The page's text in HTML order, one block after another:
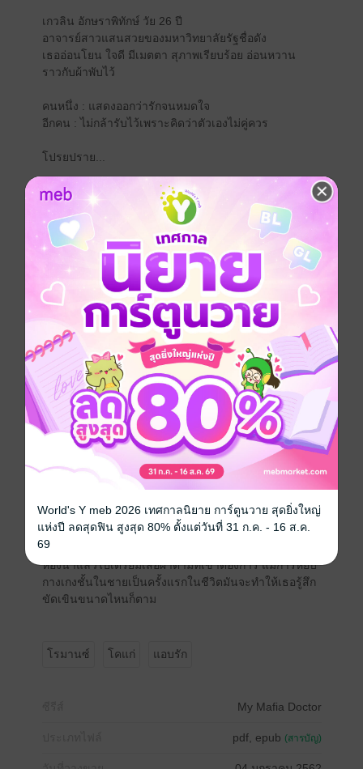
เกวลิน อักษราพิทักษ์ วัย 26 ปี
อาจารย์สาวแสนสวยของมหาวิทยาลัยรัฐชื่อดัง
เธออ่อนโยน ใจดี มีเมตตา สุภาพเรียบร้อย อ่อนหวาน
ราวกับผ้าพับไว้
คนหนึ่ง : แสดงออกว่ารักจนหมดใจ
อีกคน : ไม่กล้ารับไว้เพราะคิดว่าตัวเองไม่คู่ควร
โปรยปราย...
“คิดลามกอะไรอยู่อีกคะ ดูทำหน้าเข้าสิ” เธอว่าให้เมื่อเห็น
เขายืนยิ้มกริ่มอยู่หน้ากระจกเมื่อเข้ามาถึงในห้องน้ำแล้ว
“รู้ทันอีก” เขาทำหน้างอ
“อย่างพี่น่ะคงคิดเรื่องทั่วไปเหมือนปกติเค้าไม่ได้หรอกค่ะ
เดี๋ยวพี่ทำธุระส่วนตัวให้เสร็จนะคะ ถ้าเรียบร้อยแล้วก็เรียก
ละกัน กุ้งจะหาเสื้อผ้ามาให้ใส่ก่อน”
“อย่าลืมกางเกงในของพี่นะครับ วันนี้ขอสีขาวนะ” เขาบอก
เธอหน้าตาเฉย แต่คนฟังถึงกับหน้าแดงเถือก
“จะบ้าเหรอคะ ทำไมกุ้งต้องเอากางเกงในมาให้พี่ด้วยล่ะ”
“อ้าว กุ้งจะไม่ให้พี่ใส่กางเกงในนอนเหรอครับ นี่คิดจะทำ
อะไรพี่รึเปล่าเนี่ย พี่เริ่มกลัวแล้วนะ” เขาแกล้งว่าพร้อมกับ
ยกมือขึ้นกอดอกเหมือนกลัวเธอปล้ำอย่างนั้น
เดี๋ยวจัดการให้ค่ะ”
เธอไม่อยากเถียงกับคนเจ้าเล่ห์อีกจึงได้รีบออกไปจาก
ห้องน้ำแล้วไปเตรียมเสื้อผ้าตามที่เขาต้องการ แม้การหยิบ
กางเกงชั้นในชายเป็นครั้งแรกในชีวิตมันจะทำให้เธอรู้สึก
ขัดเขินขนาดไหนก็ตาม
โรมานซ์ โคแก่ แอบรัก
My Mafia Doctor
pdf, epub (สารบัญ)
World's Y meb 2026 เทศกาลนิยาย การ์ตูนวาย สุดยิ่งใหญ่
แห่งปี ลดสุดฟิน สูงสุด 80% ตั้งแต่วันที่ 31 ก.ค. - 16 ส.ค.
69